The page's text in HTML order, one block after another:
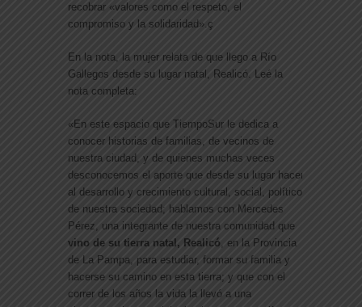
recobrar «valores como el respeto, el
compromiso y la solidaridad».ç
En la nota, la mujer relata de que llego a Río
Gallegos desde su lugar natal, Realicó. Leé la
nota completa:
«En este espacio que TiempoSur le dedica a
conocer historias de familias, de vecinos de
nuestra ciudad, y de quienes muchas veces
desconocemos el aporte que desde su lugar hacen
al desarrollo y crecimiento cultural, social, político
de nuestra sociedad; hablamos con Mercedes
Pérez, una integrante de nuestra comunidad que
vino de su tierra natal, Realicó, en la Provincia
de La Pampa, para estudiar, formar su familia y
hacerse su camino en esta tierra; y que con el
correr de los años la vida la llevó a una